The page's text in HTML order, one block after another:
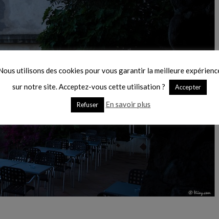
utilisons des cookies pour vous garantir la meilleure
sur notre site. Acceptez-vous cette utilisation ?
Accepter
Refuser En savoir plus